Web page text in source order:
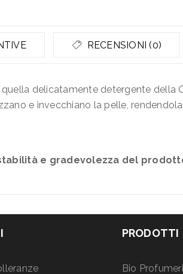
RECENSIONI (0)
delicatamente detergente
e invecchiano la pelle,
e gradevolezza del
PRODOTTI
Bio